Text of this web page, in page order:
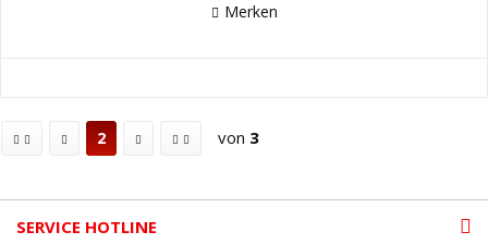
Merken
2 von 3
SERVICE HOTLINE